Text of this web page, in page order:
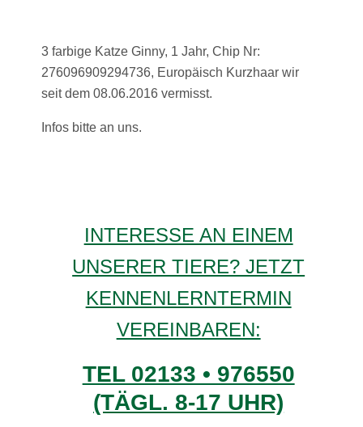
3 farbige Katze Ginny, 1 Jahr, Chip Nr:
276096909294736, Europäisch Kurzhaar wir
seit dem 08.06.2016 vermisst.
Infos bitte an uns.
INTERESSE AN EINEM
UNSERER TIERE? JETZT
KENNENLERNTERMIN
VEREINBAREN:
TEL 02133 • 976550
(TÄGL. 8-17 UHR)